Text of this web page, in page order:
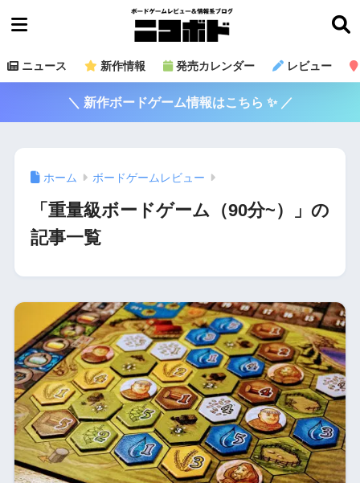
ニュース 新作情報 発売カレンダー レビュー
＼ 新作ボードゲーム情報はこちら ✨ ／
ホーム ボードゲームレビュー
「重量級ボードゲーム（90分~）」の
記事一覧